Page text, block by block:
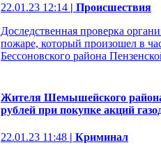
22.01.23 12:14 | Происшествия
Доследственная проверка
пожаре, который произошел в
Бессоновского района
Жителя Шемышейского
рублей при покупке акций
22.01.23 11:48 | Криминал